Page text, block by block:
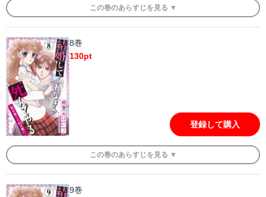
この巻のあらすじを 見る ▼
8巻
130pt
登録して購入
この巻のあらすじを 見る ▼
9巻